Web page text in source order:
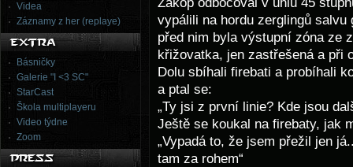
Videa
Záznamy z her (replaye)
Básničky
Galerie "I <3 SC"
StarCast
Škola multiplayeru
Video týdne
Zoom
vypálili na hordu zerglingů
před nim byla výstupní zóna ze
křižovatka, jen zastřešená a při
Dolu sbíhali firebati a probíhali
a ptal se:
„Ty jsi z první linie? Kde jsou
Ještě se koukal na firebaty, jak
„Vypadá to, že jsem přežil jen
tam za rohem“